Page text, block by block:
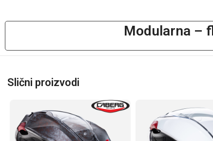
Modularna –
Slični proizvodi